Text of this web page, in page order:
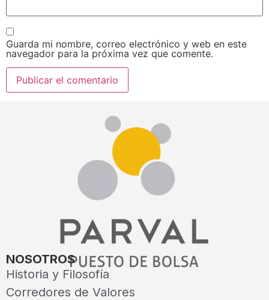
Guarda mi nombre, correo electrónico y web en este
navegador para la próxima vez que comente.
NOSOTROS
Historia y Filosofía
Corredores de Valores